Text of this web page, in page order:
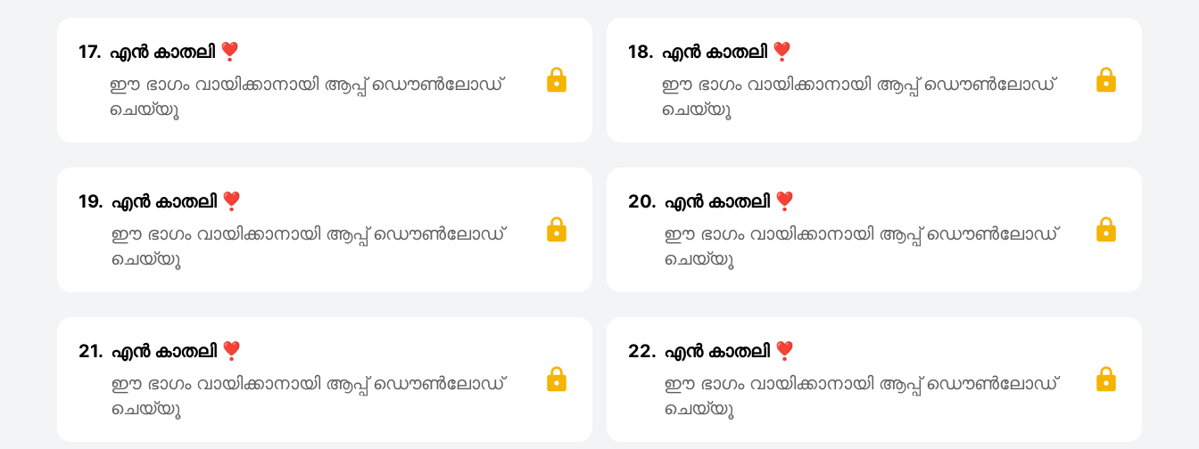
17. എൻ കാതലി ❣️
ഈ ഭാഗം വായിക്കാനായി ആപ്പ് ഡൌൺലോഡ്
ചെയ്യൂ
18. എൻ കാതലി ❣️
ഈ ഭാഗം വായിക്കാനായി ആപ്പ് ഡൌൺലോഡ്
ചെയ്യൂ
19. എൻ കാതലി ❣️
ഈ ഭാഗം വായിക്കാനായി ആപ്പ് ഡൌൺലോഡ്
ചെയ്യൂ
20. എൻ കാതലി ❣️
ഈ ഭാഗം വായിക്കാനായി ആപ്പ് ഡൌൺലോഡ്
ചെയ്യൂ
21. എൻ കാതലി ❣️
ഈ ഭാഗം വായിക്കാനായി ആപ്പ് ഡൌൺലോഡ്
ചെയ്യൂ
22. എൻ കാതലി ❣️
ഈ ഭാഗം വായിക്കാനായി ആപ്പ് ഡൌൺലോഡ്
ചെയ്യൂ